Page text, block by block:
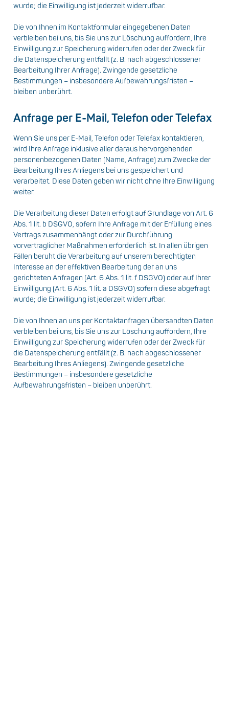
wurde; die Einwilligung ist jederzeit widerrufbar.
Die von Ihnen im Kontaktformular eingegebenen Daten
verbleiben bei uns, bis Sie uns zur Löschung auffordern, Ihre
Einwilligung zur Speicherung widerrufen oder der Zweck für
die Datenspeicherung entfällt (z. B. nach abgeschlossener
Bearbeitung Ihrer Anfrage). Zwingende gesetzliche
Bestimmungen – insbesondere Aufbewahrungsfristen –
bleiben unberührt.
Anfrage per E-Mail, Telefon oder Telefax
Wenn Sie uns per E-Mail, Telefon oder Telefax kontaktieren,
wird Ihre Anfrage inklusive aller daraus hervorgehenden
personenbezogenen Daten (Name, Anfrage) zum Zwecke der
Bearbeitung Ihres Anliegens bei uns gespeichert und
verarbeitet. Diese Daten geben wir nicht ohne Ihre Einwilligung
weiter.
Die Verarbeitung dieser Daten erfolgt auf Grundlage von Art. 6
Abs. 1 lit. b DSGVO, sofern Ihre Anfrage mit der Erfüllung eines
Vertrags zusammenhängt oder zur Durchführung
vorvertraglicher Maßnahmen erforderlich ist. In allen übrigen
Fällen beruht die Verarbeitung auf unserem berechtigten
Interesse an der effektiven Bearbeitung der an uns
gerichteten Anfragen (Art. 6 Abs. 1 lit. f DSGVO) oder auf Ihrer
Einwilligung (Art. 6 Abs. 1 lit. a DSGVO) sofern diese abgefragt
wurde; die Einwilligung ist jederzeit widerrufbar.
Die von Ihnen an uns per Kontaktanfragen übersandten Daten
verbleiben bei uns, bis Sie uns zur Löschung auffordern, Ihre
Einwilligung zur Speicherung widerrufen oder der Zweck für
die Datenspeicherung entfällt (z. B. nach abgeschlossener
Bearbeitung Ihres Anliegens). Zwingende gesetzliche
Bestimmungen – insbesondere gesetzliche
Aufbewahrungsfristen – bleiben unberührt.